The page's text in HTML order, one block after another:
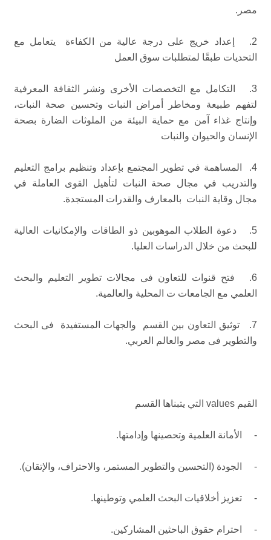
مصر.
2. إعداد خريج على درجة عالية من الكفاءة يتعامل مع
التحديات طبقًا لمتطلبات سوق العمل
3. التكامل مع التخصصات الأخرى ونشر الثقافة المعرفية
لتفهم طبيعة ومخاطر أمراض النبات وتحسين صحة النبات،
وإنتاج غذاء آمن مع حماية البيئة من الملوثات الضارة بصحة
الإنسان والحيوان والنبات
4. المساهمة في تطوير المجتمع بإعداد وتنظيم برامج التعليم
والتدريب في مجال صحة النبات لتأهيل القوى العاملة في
مجال وقاية النبات بالمعارف والقدرات المستجدة.
5. دعوة الطلاب الموهوبين ذو الطاقات والإمكانيات العالية
للبحث من خلال الدراسات العليا.
6. فتح قنوات للتعاون فى مجالات تطوير التعليم والبحث
العلمي مع الجامعات ت المحلية والعالمية.
7. توثيق التعاون بين القسم والجهات المستفيدة فى البحث
والتطوير فى مصر والعالم العربي.
القيم values التي يتبناها القسم
- الأمانة العلمية وتحصينها وإدامتها.
- الجودة (التحسين والتطوير المستمر، والاحتراف، والإتقان).
- تعزيز أخلاقيات البحث العلمي وتوطينها.
- احترام حقوق الباحثين المشاركين.